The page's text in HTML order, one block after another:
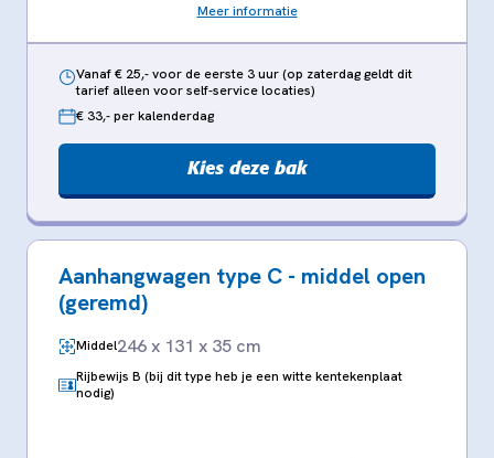
Meer informatie
Vanaf € 25,- voor de eerste 3 uur (op zaterdag geldt dit
tarief alleen voor self-service locaties)
€ 33,- per kalenderdag
Kies deze bak
Aanhangwagen type C - middel open
(geremd)
Middel246 x 131 x 35 cm
Rijbewijs B (bij dit type heb je een witte kentekenplaat
nodig)